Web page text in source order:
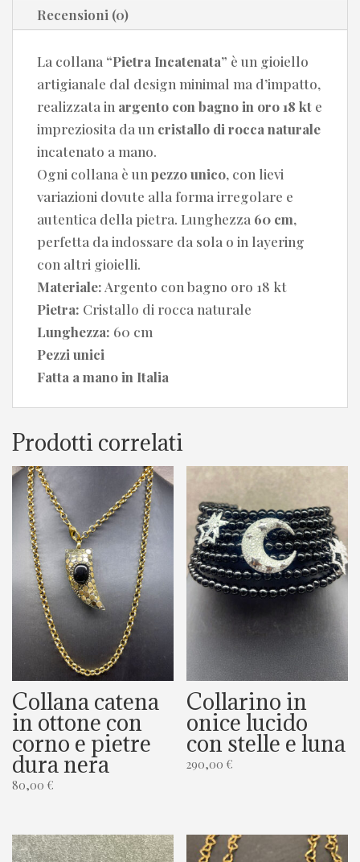
quantità
Recensioni (0)
La collana “Pietra Incatenata” è un gioiello
artigianale dal design minimal ma d’impatto,
realizzata in argento con bagno in oro 18 kt e
impreziosita da un cristallo di rocca naturale
incatenato a mano.
Ogni collana è un pezzo unico, con lievi
variazioni dovute alla forma irregolare e
autentica della pietra. Lunghezza 60 cm,
perfetta da indossare da sola o in layering
con altri gioielli.
Materiale: Argento con bagno oro 18 kt
Pietra: Cristallo di rocca naturale
Lunghezza: 60 cm
Pezzi unici
Fatta a mano in Italia
Prodotti correlati
Collana catena
in ottone con
corno e pietre
dura nera
80,00 €
Collarino in
onice lucido
con stelle e luna
290,00 €